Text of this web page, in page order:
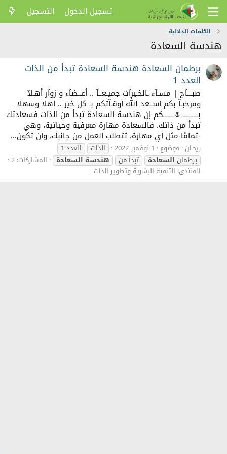
تسجيل الدخول التسجيل
الكلمات الدلالية
هندسة السعادة
برطمان السعادة هندسة السعادة تبدأ من الذات
العدد 1
صبـــآح | مسـآء ـالخـيرآت جميـعــآ .. أعــضآء و زوآر أهـلآ
ومرحبـآ بكم أســعد الله أوقـآتكم بـ كل خير .. اهلا وسهلا
بـــــــــــ🌷ـــــــكم إن هندسة السعادة تبدأ من الذات فسعادتك
تبدأ من ذاتك. فالسعادة مهارة معرفية وحياتية، وهي
-تمامًا-مثل أي مهارة، تتطلب العمل من جانبك، وأن تكون...
ريحـان موضوع 1 نوفمبر 2022 الذات
العدد 1
برطمانالسعادة تبدأ من هندسةالسعادة
المشاركات: 2
المنتدى: التنمية البشرية وتطوير الذات